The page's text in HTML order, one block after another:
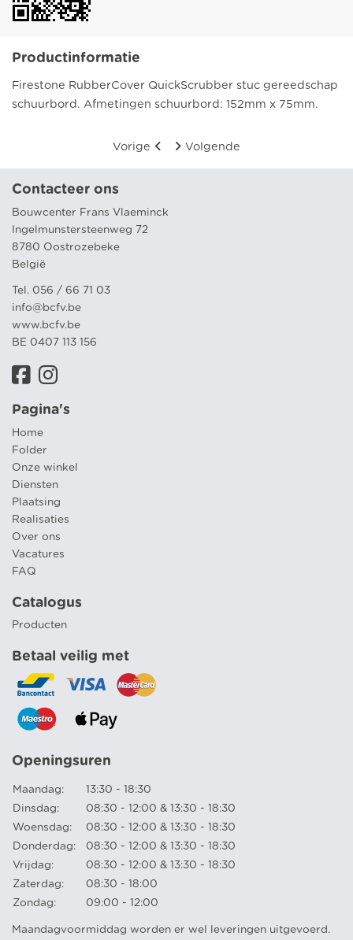
Productinformatie
Firestone RubberCover QuickScrubber stuc gereedschap
schuurbord. Afmetingen schuurbord: 152mm x 75mm.
Vorige Volgende
Contacteer ons
Bouwcenter Frans Vlaeminck
Ingelmunstersteenweg 72
8780 Oostrozebeke
België
Tel. 056 / 66 71 03
info@bcfv.be
www.bcfv.be
BE 0407 113 156
Pagina's
Home
Folder
Onze winkel
Diensten
Plaatsing
Realisaties
Over ons
Vacatures
FAQ
Catalogus
Producten
Betaal veilig met
Openingsuren
Maandag:
13:30 - 18:30
Dinsdag:
08:30 - 12:00 & 13:30 - 18:30
Woensdag:
08:30 - 12:00 & 13:30 - 18:30
Donderdag:
08:30 - 12:00 & 13:30 - 18:30
Vrijdag:
08:30 - 12:00 & 13:30 - 18:30
Zaterdag:
08:30 - 18:00
Zondag:
09:00 - 12:00
Maandagvoormiddag worden er wel leveringen uitgevoerd.